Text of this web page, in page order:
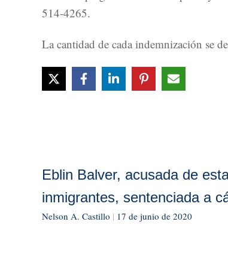
514-4265.
La cantidad de cada indemnización se
Eblin Balver, acusada de
inmigrantes, sentenciada a
Nelson A. Castillo | 17 de junio de 2020